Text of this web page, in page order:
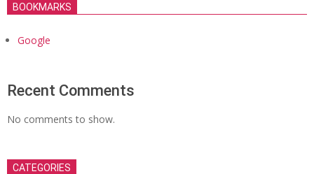
BOOKMARKS
Google
Recent Comments
No comments to show.
CATEGORIES